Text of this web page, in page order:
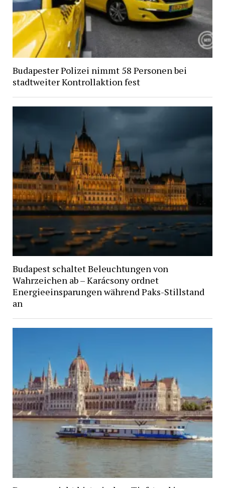
Budapester Polizei nimmt 58 Personen bei
stadtweiter Kontrollaktion fest
Budapest schaltet Beleuchtungen von
Wahrzeichen ab – Karácsony ordnet
Energieeinsparungen während Paks-Stillstand
an